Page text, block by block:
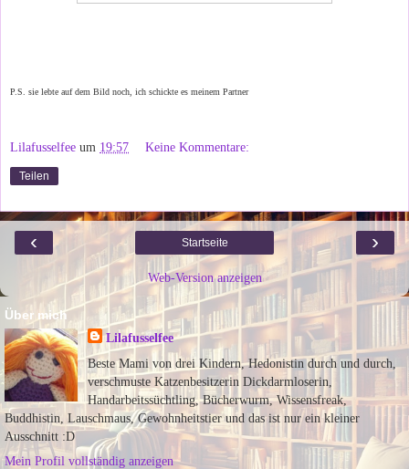
P.S. sie lebte auf dem Bild noch, ich schickte es meinem Partner
Lilafusselfee um 19:57 Keine Kommentare:
Teilen
‹ ›
Startseite
Web-Version anzeigen
Über mich
Lilafusselfee
Beste Mami von drei Kindern, Hedonistin durch und durch,
verschmuste Katzenbesitzerin Dickdarmloserin,
Handarbeitssüchtling, Bücherwurm, Wissensfreak,
Buddhistin, Lauschmaus, Gewohnheitstier und das ist nur ein kleiner
Ausschnitt :D
Mein Profil vollständig anzeigen